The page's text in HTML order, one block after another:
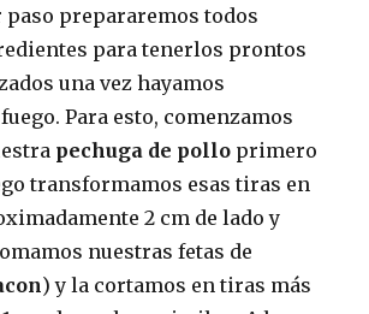
prepararemos todos
para tenerlos prontos
una vez hayamos
Para esto, comenzamos
pechuga de pollo primero
transformamos esas tiras en
2 cm de lado y
nuestras fetas de
) y la cortamos en tiras más